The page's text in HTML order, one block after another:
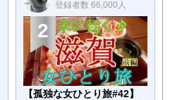
登録者数 66,000人
2
【孤独な女ひとり旅#42】